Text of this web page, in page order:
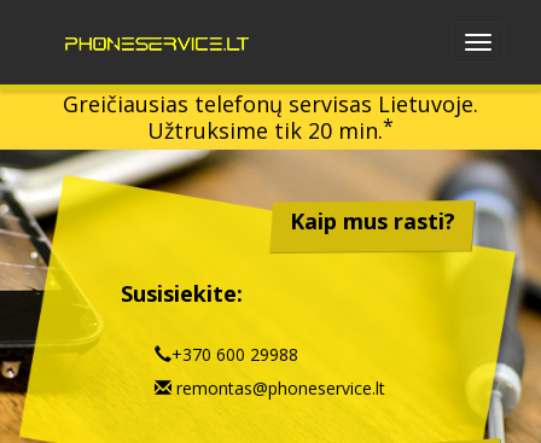
Greičiausias telefonų servisas Lietuvoje.
Užtruksime tik 20 min.*
Kaip mus rasti?
Susisiekite:
+370 600 29988
remontas@phoneservice.lt